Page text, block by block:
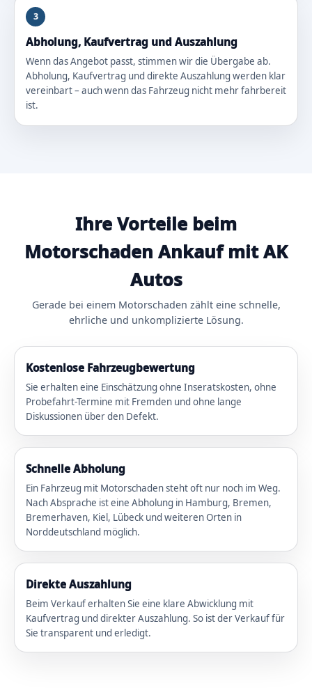
3
Abholung, Kaufvertrag und Auszahlung
Wenn das Angebot passt, stimmen wir die Übergabe ab.
Abholung, Kaufvertrag und direkte Auszahlung werden klar
vereinbart – auch wenn das Fahrzeug nicht mehr fahrbereit
ist.
Ihre Vorteile beim
Motorschaden Ankauf mit AK
Autos
Gerade bei einem Motorschaden zählt eine schnelle,
ehrliche und unkomplizierte Lösung.
Kostenlose Fahrzeugbewertung
Sie erhalten eine Einschätzung ohne Inseratskosten, ohne
Probefahrt-Termine mit Fremden und ohne lange
Diskussionen über den Defekt.
Schnelle Abholung
Ein Fahrzeug mit Motorschaden steht oft nur noch im Weg.
Nach Absprache ist eine Abholung in Hamburg, Bremen,
Bremerhaven, Kiel, Lübeck und weiteren Orten in
Norddeutschland möglich.
Direkte Auszahlung
Beim Verkauf erhalten Sie eine klare Abwicklung mit
Kaufvertrag und direkter Auszahlung. So ist der Verkauf für
Sie transparent und erledigt.